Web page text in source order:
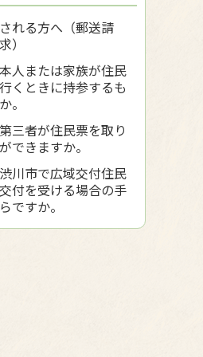
れる方へ（郵送請
）
本人または家族が住民
くときに持参するも
。
三者が住民票を取り
できますか。
渋川市で広域交付住民
付を受ける場合の手
ですか。